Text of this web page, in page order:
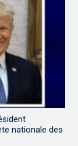
nationale des